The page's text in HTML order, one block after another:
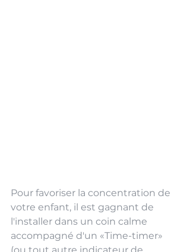
Pour favoriser la concentration de
votre enfant, il est gagnant de
l'installer dans un coin calme
accompagné d'un «Time-timer»